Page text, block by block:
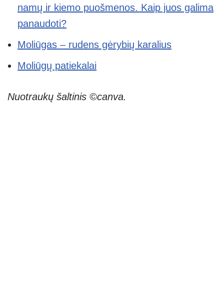
namų ir kiemo puošmenos. Kaip juos galima
panaudoti?
Moliūgas – rudens gėrybių karalius
Moliūgų patiekalai
Nuotraukų šaltinis ©canva.